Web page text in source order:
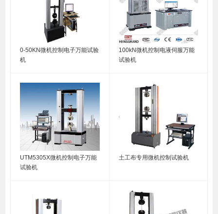
0-50KN微机控制电子万能试验
机
100kN微机控制电液伺服万能
试验机
UTM5305X微机控制电子万能
试验机
土工布专用微机控制试验机